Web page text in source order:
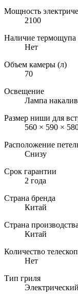
Мощность
2100
Наличие термощупа
Нет
Объем камеры (л)
70
Освещение
Лампа
Размер ниши для
560 × 590 ×
Расположение
Снизу
Срок гарантии
2 года
Страна бренда
Китай
Страна производства
Китай
Количество
Нет
Тип гриля
Электрический